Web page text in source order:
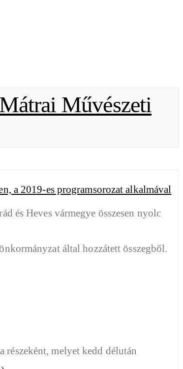
Művészeti
és Heves vármegye összesen nyolc
melyet kedd délután